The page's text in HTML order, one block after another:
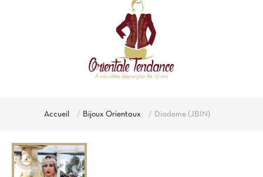
Accueil Bijoux Orientaux Diademe (JBIN)